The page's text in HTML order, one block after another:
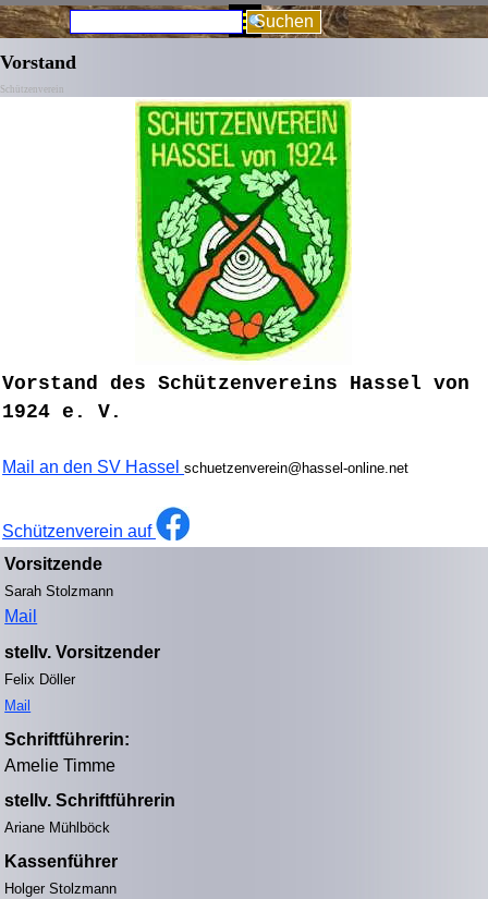
Direkt zum SeiteninhaltMenü überspringen
Suchen
Vorstand
Schützenverein
Vorstand des Schützenvereins Hassel von
1924 e. V.
Mail an den SV Hasselschuetzenverein@hassel-online.net
Schützenverein auf
Vorsitzende
Sarah Stolzmann
Mail
stellv. Vorsitzender
Felix Döller
Mail
Schriftführerin:
Amelie Timme
stellv. Schriftführerin
Ariane Mühlböck
Kassenführer
Holger Stolzmann